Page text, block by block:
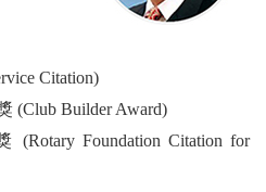
Citation)
(Club Builder Award)
Foundation Citation for